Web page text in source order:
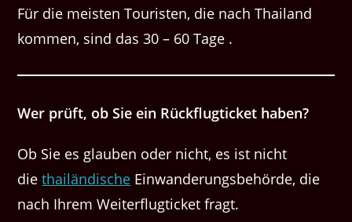
Für die meisten Touristen, die nach Thailand
kommen, sind das 30 – 60 Tage .
Wer prüft, ob Sie ein Rückflugticket haben?
Ob Sie es glauben oder nicht, es ist nicht
diethailändische Einwanderungsbehörde, die
nach Ihrem Weiterflugticket fragt.